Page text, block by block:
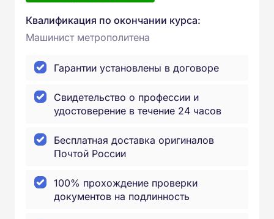
Квалификация по окончании курса:
Машинист метрополитена
Гарантии установлены в договоре
Свидетельство о профессии и
удостоверение в течение 24 часов
Бесплатная доставка оригиналов
Почтой России
100% прохождение проверки
документов на подлинность